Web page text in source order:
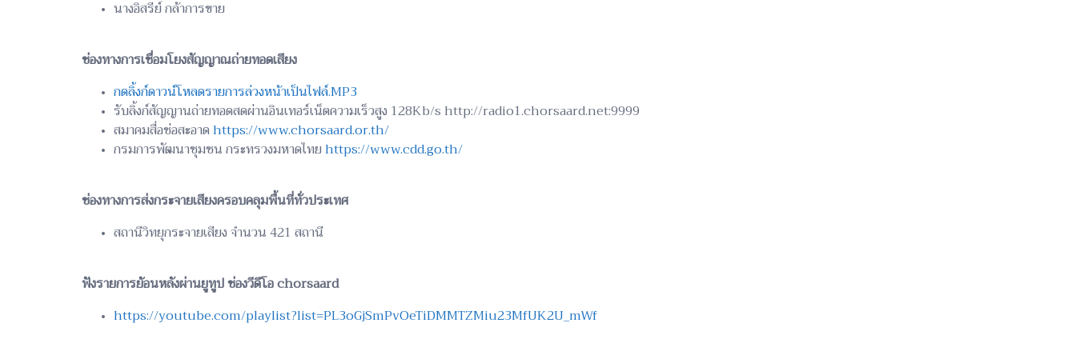
นางอิสรีย์ กล้าการขาย
ช่องทางการเชื่อมโยงสัญญาณถ่ายทอดเสียง
กดลิ้งก์ดาวน์โหลดรายการล่วงหน้าเป็นไฟล์.MP3
รับลิ้งก์สัญญานถ่ายทอดสดผ่านอินเทอร์เน็ตความเร็วสูง 128Kb/s http://radio1.chorsaard.net:9999
สมาคมสื่อช่อสะอาดhttps://www.chorsaard.or.th/
กรมการพัฒนาชุมชน กระทรวงมหาดไทยhttps://www.cdd.go.th/
ช่องทางการส่งกระจายเสียงครอบคลุมพื้นที่ทั่วประเทศ
สถานีวิทยุกระจายเสียง จำนวน 421 สถานี
ฟังรายการย้อนหลังผ่านยูทูป ช่องวีดีโอ chorsaard
https://youtube.com/playlist?list=PL3oGjSmPvOeTiDMMTZMiu23MfUK2U_mWf